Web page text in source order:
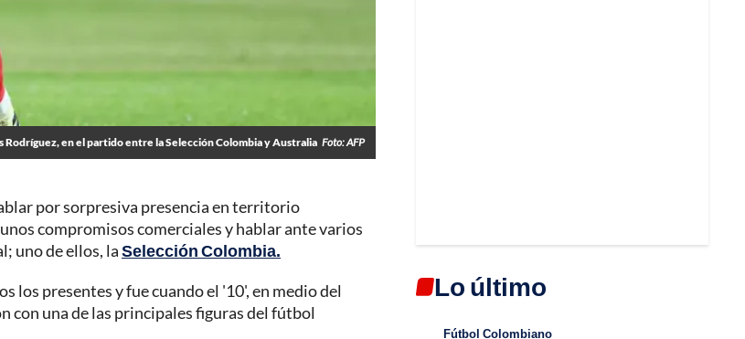
Rodríguez, en el partido entre la Selección Colombia y Australia Foto: AFP
por sorpresiva presencia en territorio
compromisos comerciales y hablar ante varios
uno de ellos, laSelección Colombia.
los presentes y fue cuando el '10', en medio del
con una de las principales figuras del fútbol
Lo último
Fútbol Colombiano